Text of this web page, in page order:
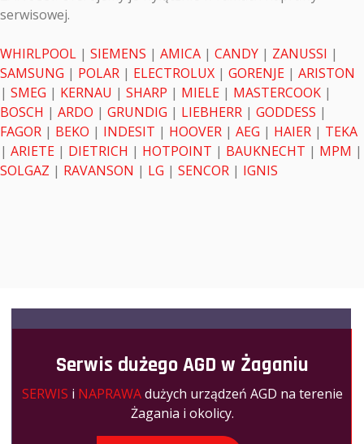
serwisowej.
WHIRLPOOL | SIEMENS | AMICA | CANDY | ZANUSSI |
SAMSUNG | POLAR | ELECTROLUX | GORENJE | ARISTON
| SMEG | KERNAU | SHARP | MIELE | MASTERCOOK |
BOSCH | ARDO | GRUNDIG | LIEBHERR | GODDESS |
FAGOR | BEKO | INDESIT | HOOVER | AEG | HAIER | TEKA
| ARIETE | DIETRICH | HOTPOINT | BAUKNECHT | MPM |
SOLGAZ | RAVANSON | LG | SENCOR | IGNIS
Serwis dużego AGD w Żaganiu
SERWIS i NAPRAWAdużych urządzeń AGD na terenie
Żagania i okolicy.